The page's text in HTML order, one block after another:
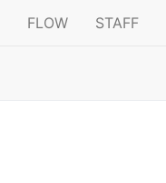
FLOW STAFF